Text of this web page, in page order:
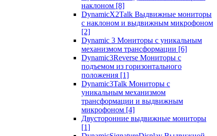
наклоном [8]
DynamicX2Talk Выдвижные мониторы
с наклоном и выдвижным микрофоном
[2]
Dynamic 3 Мониторы с уникальным
механизмом трансформации [6]
Dynamic3Reverse Мониторы с
подъемом из горизонтального
положения [1]
Dynamic3Talk Мониторы с
уникальным механизмом
трансформации и выдвижным
микрофоном [4]
Двусторонние выдвижные мониторы
[1]